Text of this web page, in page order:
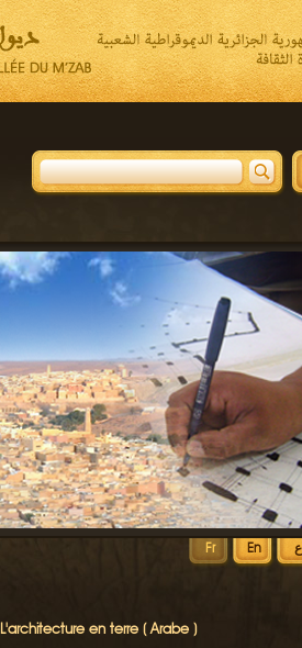
Fr En ع
L'architecture en terre ( Arabe )